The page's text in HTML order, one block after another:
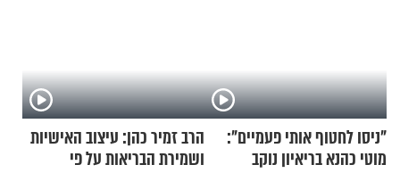
"ניסו לחטוף אותי פעמיים":
מוטי כהנא בריאיון נוקב
הרב זמיר כהן: עיצוב האישיות
ושמירת הבריאות על פי